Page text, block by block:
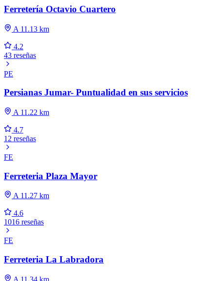
Ferretería Octavio Cuartero
A 11.13 km
4.2
43 reseñas
PE
Persianas Jumar- Puntualidad en sus servicios
A 11.22 km
4.7
12 reseñas
FE
Ferreteria Plaza Mayor
A 11.27 km
4.6
1016 reseñas
FE
Ferreteria La Labradora
A 11.34 km